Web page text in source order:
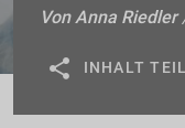
VonAnna Riedler
INHALT